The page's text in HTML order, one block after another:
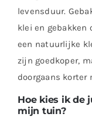
levensduur.
klei en gebakken
een natuurlijke
zijn goedkoper,
doorgaans korter
Hoe kies ik de
mijn tuin?